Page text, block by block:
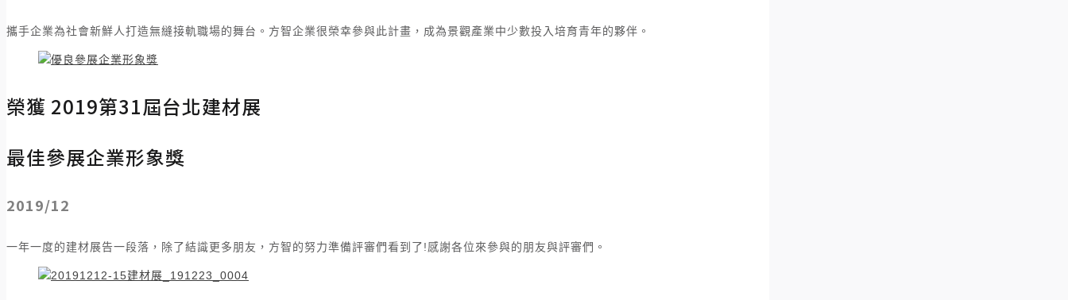
攜手企業為社會新鮮人打造無縫接軌職場的舞台。方智企業很榮幸參與此計畫，成為景觀產業中少數投入培育青年的夥伴。
榮獲 2019第31屆台北建材展
最佳參展企業形象獎​
2019/12
一年一度的建材展告一段落，除了結識更多朋友，方智的努力準備評審們看到了!感謝各位來參與的朋友與評審們。